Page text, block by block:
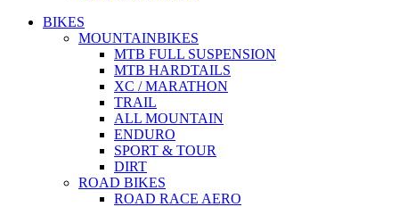
BIKES
MOUNTAINBIKES
MTB FULL SUSPENSION
MTB HARDTAILS
XC / MARATHON
TRAIL
ALL MOUNTAIN
ENDURO
SPORT & TOUR
DIRT
ROAD BIKES
ROAD RACE AERO